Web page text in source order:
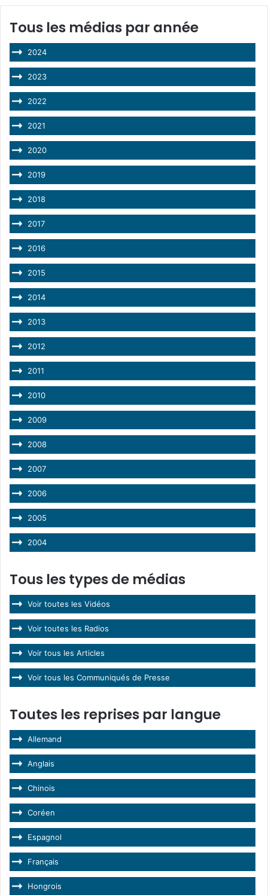
Tous les médias par année
2024
2023
2022
2021
2020
2019
2018
2017
2016
2015
2014
2013
2012
2011
2010
2009
2008
2007
2006
2005
2004
Tous les types de médias
Voir toutes les Vidéos
Voir toutes les Radios
Voir tous les Articles
Voir tous les Communiqués de Presse
Toutes les reprises par langue
Allemand
Anglais
Chinois
Coréen
Espagnol
Français
Hongrois